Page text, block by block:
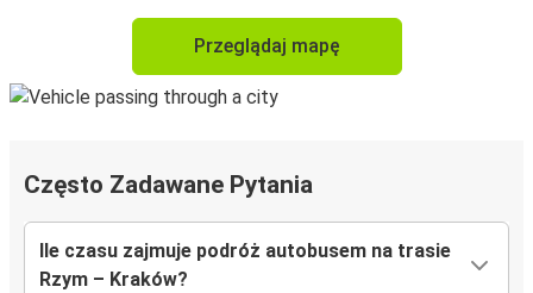
Przeglądaj mapę
Często Zadawane Pytania
Ile czasu zajmuje podróż autobusem na trasie
Rzym – Kraków?